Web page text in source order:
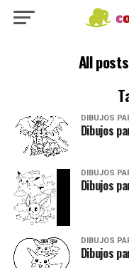
All
DIBUJOS
Dibujos
DIBUJOS
Dibujos
DIBUJOS
Dibujos